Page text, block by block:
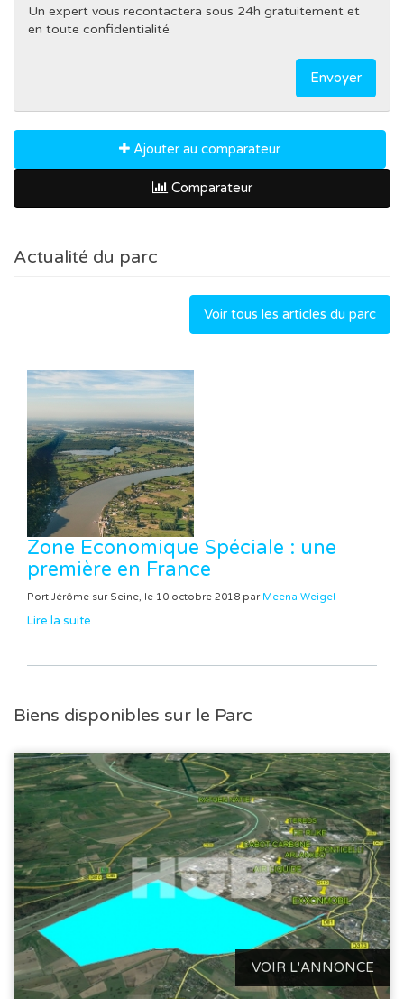
Un expert vous recontactera sous 24h gratuitement et
en toute confidentialité
Envoyer
Ajouter au comparateur
Comparateur
Actualité du parc
Voir tous les articles du parc
Zone Economique Spéciale : une
première en France
Port Jérôme sur Seine, le 10 octobre 2018 par Meena Weigel
Lire la suite
Biens disponibles sur le Parc
VOIR L'ANNONCE